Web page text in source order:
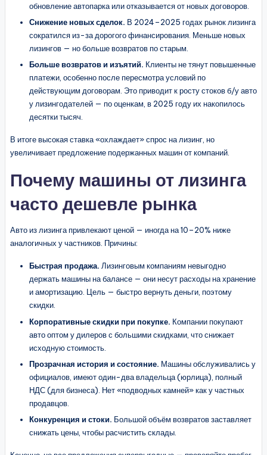
обновление автопарка или отказывается от новых договоров.
Снижение новых сделок. В 2024–2025 годах рынок лизинга
сократился из-за дорогого финансирования. Меньше новых
лизингов — но больше возвратов по старым.
Больше возвратов и изъятий. Клиенты не тянут повышенные
платежи, особенно после пересмотра условий по
действующим договорам. Это приводит к росту стоков б/у авто
у лизингодателей — по оценкам, в 2025 году их накопилось
десятки тысяч.
В итоге высокая ставка «охлаждает» спрос на лизинг, но
увеличивает предложение подержанных машин от компаний.
Почему машины от лизинга
часто дешевле рынка
Авто из лизинга привлекают ценой — иногда на 10–20% ниже
аналогичных у частников. Причины:
Быстрая продажа. Лизинговым компаниям невыгодно
держать машины на балансе — они несут расходы на хранение
и амортизацию. Цель — быстро вернуть деньги, поэтому
скидки.
Корпоративные скидки при покупке. Компании покупают
авто оптом у дилеров с большими скидками, что снижает
исходную стоимость.
Прозрачная история и состояние. Машины обслуживались у
официалов, имеют один-два владельца (юрлица), полный
НДС (для бизнеса). Нет «подводных камней» как у частных
продавцов.
Конкуренция и стоки. Большой объём возвратов заставляет
снижать цены, чтобы расчистить склады.